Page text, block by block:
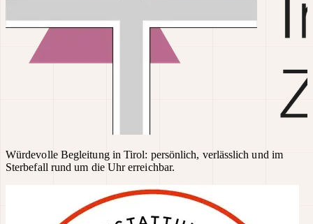
Würdevolle Begleitung in Tirol: persönlich, verlässlich und im
Sterbefall rund um die Uhr erreichbar.